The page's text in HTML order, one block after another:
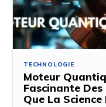
TECHNOLOGIE
Moteur
Fascinante
Que La